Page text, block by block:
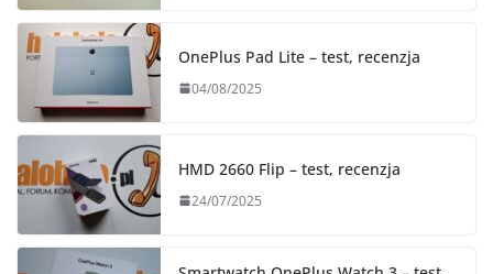
OnePlus Pad Lite – test, recenzja
04/08/2025
HMD 2660 Flip – test, recenzja
24/07/2025